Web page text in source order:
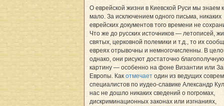
О еврейской жизни в Киевской Руси мы знаем
мало. За исключением одного письма, никаких
еврейских документов того времени не
Что же до русских источников — летописей,
святых, церковной полемики и т.д., то их
евреях отрывочны и немногочисленны. В
однако, они рисуют достаточно благополучную
картину — особенно на фоне Византии или
Европы. Как отмечает один из ведущих
специалистов по иудео-славике Александр
нас не дошло никаких сведений о погромах,
дискриминационных законах или изгнаниях,